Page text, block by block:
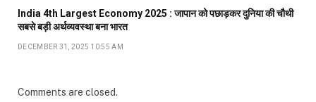
India 4th Largest Economy 2025 : जापान को पछाड़कर दुनिया की चौथी
सबसे बड़ी अर्थव्यवस्था बना भारत
DECEMBER 31, 2025 10:55 AM
Comments are closed.